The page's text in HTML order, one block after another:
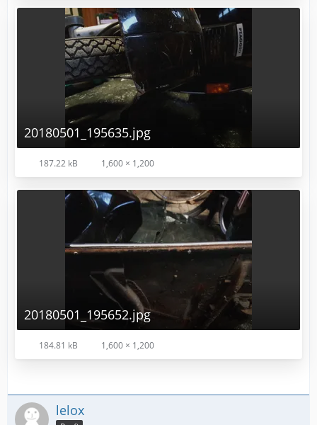
20180501_195635.jpg
187.22 kB 1,600 × 1,200
20180501_195652.jpg
184.81 kB 1,600 × 1,200
lelox